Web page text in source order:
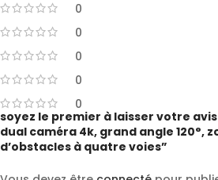
0
0
0
0
0
soyez le premier à laisser votre
dual caméra 4k, grand angle 120°,
d’obstacles à quatre voies”